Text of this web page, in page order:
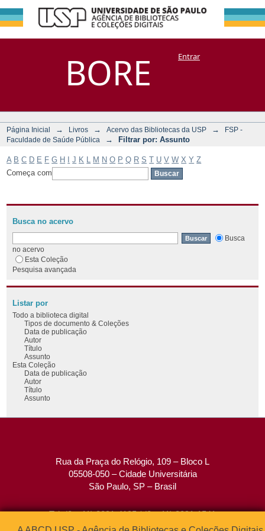
BORE
Filtrar por:
Assunto
DSpace/Manakin + CoriscoEntrar
Página Inicial → Livros → Acervo das Bibliotecas da USP →
FSP -
Faculdade de Saúde Pública
→ Filtrar por: Assunto
A B C D E F G H J K M N O P Q R S T U V W X Y Z
Começa com
Busca no acervo
Busca
no acervo
Esta Coleção
Pesquisa avançada
Listar por
Todo a biblioteca digital
Tipos de documento & Coleções
Data de publicação
Autor
Título
Assunto
Esta Coleção
Data de publicação
Autor
Título
Assunto
Rua da Praça do Relógio, 109 – Bloco L
05508-050 – Cidade Universitária
São Paulo, SP – Brasil
Tel: (0xx11) 3091-4195 / (0xx11) 3091-1541
Fax: (0xx11) 3091-1567